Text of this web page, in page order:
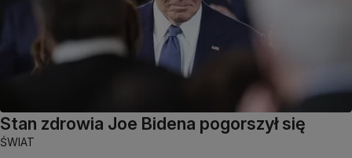
Stan zdrowia Joe Bidena pogorszył się
ŚWIAT